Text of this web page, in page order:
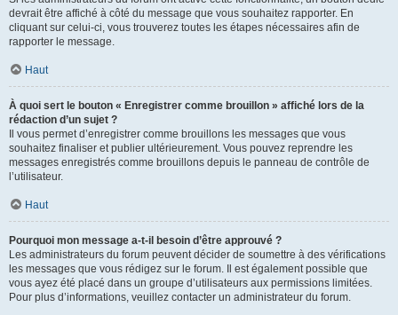
devrait être affiché à côté du message que vous souhaitez rapporter. En
cliquant sur celui-ci, vous trouverez toutes les étapes nécessaires afin de
rapporter le message.
Haut
À quoi sert le bouton « Enregistrer comme brouillon » affiché lors de la
rédaction d’un sujet ?
Il vous permet d’enregistrer comme brouillons les messages que vous
souhaitez finaliser et publier ultérieurement. Vous pouvez reprendre les
messages enregistrés comme brouillons depuis le panneau de contrôle de
l’utilisateur.
Haut
Pourquoi mon message a-t-il besoin d’être approuvé ?
Les administrateurs du forum peuvent décider de soumettre à des vérifications
les messages que vous rédigez sur le forum. Il est également possible que
vous ayez été placé dans un groupe d’utilisateurs aux permissions limitées.
Pour plus d’informations, veuillez contacter un administrateur du forum.